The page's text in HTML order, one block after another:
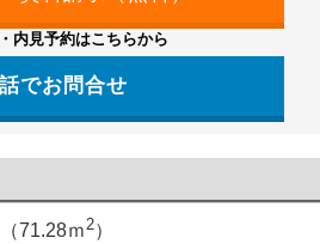
内見予約はこちらから
でお問合せ
71.28ｍ2）